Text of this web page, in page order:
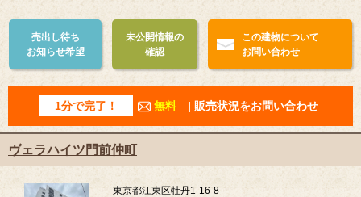
売出し待ち
お知らせ希望
未公開情報の
確認
この建物について
お問い合わせ
1分で完了！ 無料 | 販売状況をお問い合わせ
ヴェラハイツ門前仲町
東京都江東区牡丹1-16-8